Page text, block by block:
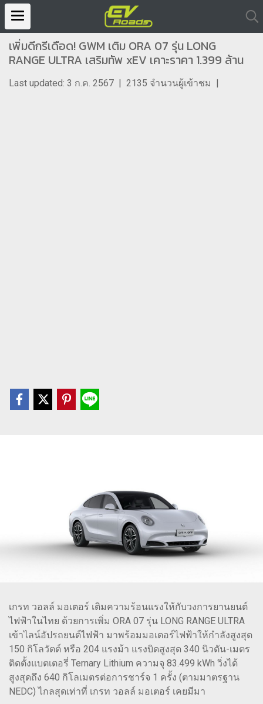
เพิ่มดีกรีเดือด! GWM เติม ORA 07 รุ่น LONG
RANGE ULTRA เสริมทัพ xEV เคาะราคา 1.399 ล้าน
Last updated: 3 ก.ค. 2567 | 2135 จำนวนผู้เข้าชม |
เกรท วอลล์ มอเตอร์ เติมความร้อนแรงให้กับวงการยานยนต์
ไฟฟ้าในไทย ด้วยการเพิ่ม ORA 07 รุ่น LONG RANGE ULTRA
เข้าไลน์อัปรถยนต์ไฟฟ้า มาพร้อมมอเตอร์ไฟฟ้าให้กำลังสูงสุด
150 กิโลวัตต์ หรือ 204 แรงม้า แรงบิดสูงสุด 340 นิวตัน-เมตร
ติดตั้งแบตเตอรี่ Ternary Lithium ความจุ 83.499 kWh วิ่งได้
สูงสุดถึง 640 กิโลเมตรต่อการชาร์จ 1 ครั้ง (ตามมาตรฐาน
NEDC) ไกลสุดเท่าที่ เกรท วอลล์ มอเตอร์ เคยมีมา